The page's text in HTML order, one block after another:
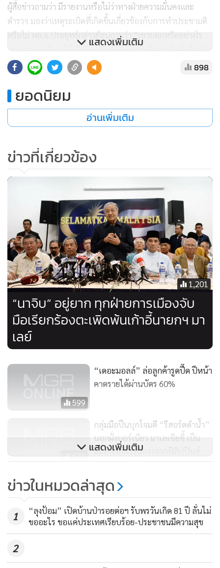
ผู้สื่อข่าวถามว่า มีรายงานหรือไม่ว่าทางฝ่ายความมั่นคงและ
ตำรวจ มองว่าเหตุระเบิดที่เกิดขึ้นเกี่ยวข้องกับการทำประชามติ
หรือไม่ พล.อ.ประยุทธ์กล่าวย้อนถามว่า “เขาบอกหรืออย่างไร
เขาบอกแต่เพียง ยังไม่ได้ตัดประเด็นใดทิ้งซึ่งมีหลายปัจจัยด้วยกัน
ผมก็ฟังเขาพูดอยู่ สื่ออย่าไปโยงแต่เรื่องการเมืองอย่างเดียว มัน
หลายอย่างผสมผเสกันไป เดี๋ยวฝ่ายที่เกี่ยวข้องก็ดำเนินการได้ ใจ
เย็นๆ เดี๋ยวเขาก็สืบจนได้ จะเห็นได้ว่าเราให้ความเป็นธรรมกับ
ทุกคน ผิดก็ผิด ไม่ผิดก็คือไม่ผิด ก็ดูแลกันแค่นั้นเอง สิ่งที่สำคัญ
ที่สุดวันนี้ต้องให้กำลังใจเจ้าหน้าที่บ้าง อย่าต้องให้มาตอบคำถาม
หน้าที่ต้องทำคดีอื่นด้วย แต่เหตุระเบิดคดีนี้เจ้าหน้าที่ก็ให้ความ
สำคัญเป็นพิเศษ จัดทีมขึ้นมาโดยมี พล.ต.อ.ศรีวราห์ รังสิ
พราหมณกุล รองผู้บัญชาการตำรวจแห่งชาติ ลงไปดูแลในพื้นที่
เจ้าหน้าที่เขาให้ความสำคัญ ฝ่ายความมั่นคงต้องใช้สายข่าวทั้ง
ตำรวจ ทหาร และความร่วมมือระหว่างประเทศทั้งหมด เขาทำ
หมดแล้วเพียงแต่ว่าเกิดเหตุปุ๊บก็จะสามารถจับได้ปั๊บ ไม่มีใครจับ
ใครได้นอกจากโจรจี้ปล้น ต้องอาศัยการสืบสวนสอบสวน และทำ
อย่างไรจะไม่ให้ใครเดือดร้อนจากการกระทำทางกฎหมาย ยืนยัน
ว่าไม่มีแพะ หรือแกะใดๆ ทั้งสิ้น”
“อย่าหาว่าผมโมโห ยืนยันว่าไม่โกรธ เพียงแต่มันกดดันที่ผมจะ
ต้องตอบคำถามที่ยังไม่มีคำตอบ หลายคนจี้คำถามมาโดยตลอด
และถ้าผมต้องตอบทุกคำถามมันก็ตาย ผมก็เครียดจะให้ผมตอบ
ทุกวัน ครับผม มันไม่ใช่ วันนี้ผมกำลังทำงานอยู่ อีกหลายเรื่องยัง
รอผมอยู่ อีกสักครู่ทูตต่างประเทศก็จะมาพบ เขาคงไม่มาถามผม
ในเรื่องระเบิด แต่มีคำถามว่าจะร่วมมือกับไทยได้อย่างไร วันนี้นัก
ท่องเที่ยวก็ไม่ได้ลดลง ไม่มีการยกเลิกเที่ยวบิน มีแต่คนไทยที่ลด
กันเอง ทุกอย่างมันก็จบหมด ผมขอฝากไว้ด้วยแล้วกัน ให้ช่วยกัน
แสดงเพิ่มเติม
898
ยอดนิยม
อ่านเพิ่มเติม
ข่าวที่เกี่ยวข้อง
1,201
“นาจิบ” อยู่ยาก ทุกฝ่ายการเมืองจับ
มือเรียกร้องตะเพิดพ้นเก้าอี้นายกฯ มา
เลย์
599
“เดอะมอลล์” ล่อลูกค้ารูดปื๊ด ปีหน้า
คาดรายได้ผ่านบัตร 60%
622
กลุ่มมือปืนบุกโจมตี “รีสอร์ตดำน้ำ”
นอกฝั่งบอร์เนียว มาเลเซียชี้ เป็น
ฝีมือพวกหัวรุนแรงจากฟิลิปปินส์
12,765
แสดงเพิ่มเติม
ข่าวในหมวดล่าสุด
1
“ลุงป้อม” เปิดบ้านป่ารอยต่อฯ รับพรวันเกิด 81 ปี ลั่นไม่
ขออะไร ขอแค่ประเทศเรียบร้อย-ประชาชนมีความสุข
2